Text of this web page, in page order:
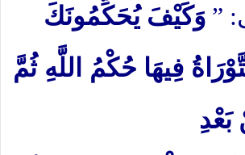
” وَكَيْفَ يُحَكِّمُونَكَ
فِيهَا حُكْمُ اللَّهِ ثُمَّ
بَعْدِ